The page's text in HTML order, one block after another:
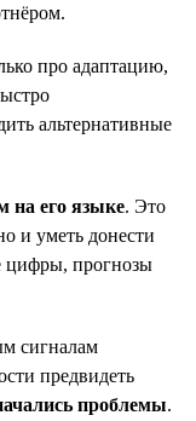
про адаптацию,
альтернативные
на его языке. Это
и уметь донести
цифры, прогнозы
сигналам
предвидеть
проблемы.